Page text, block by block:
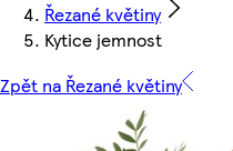
Řezané květiny
Kytice jemnost
Zpět na Řezané květiny